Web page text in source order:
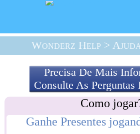
Wonderz Help >
Precisa De Mais
Consulte As Perguntas